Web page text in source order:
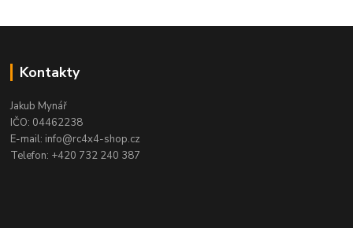
Kontakty
Jakub Mynář
IČO: 04462238
E-mail: info@rc4x4-shop.cz
Telefon: +420 732 240 387